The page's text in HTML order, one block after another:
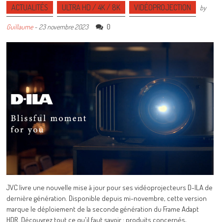
ACTUALITÉS ULTRA HD / 4K / 8K VIDÉOPROJECTION by
Guillaume- 23 novembre 2023 0
JVC livre une nouvelle mise à jour pour ses vidéoprojecteurs D-ILA de
dernière génération. Disponible depuis mi-novembre, cette version
marque le déploiement de la seconde génération du Frame Adapt
HDR. Découvrez tout ce qu'il faut savoir : produits concernés,